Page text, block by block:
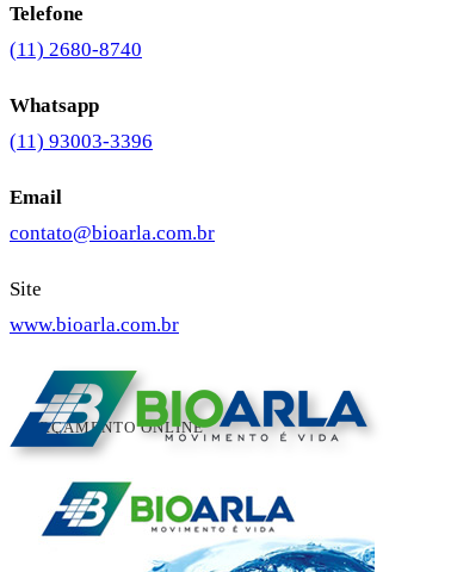
Telefone
(11) 2680-8740
Whatsapp
(11) 93003-3396
Email
contato@bioarla.com.br
Site
www.bioarla.com.br
ORÇAMENTO ONLINE